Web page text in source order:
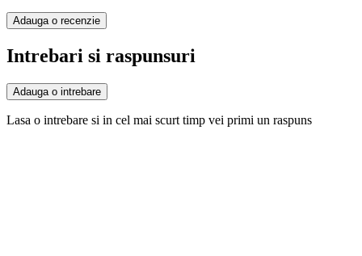
Adauga o recenzie
Intrebari si raspunsuri
Adauga o intrebare
Lasa o intrebare si in cel mai scurt timp vei primi un raspuns